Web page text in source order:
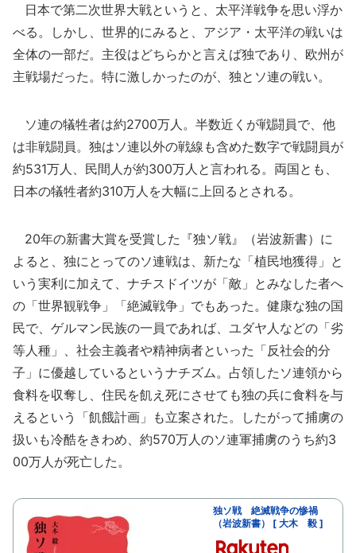
日本で第二次世界大戦というと、太平洋戦争を思い浮か
べる。しかし、世界的にみると、アジア・太平洋の戦いは
全体の一部だ。主役はどちらかと言えば独であり、欧州が
主戦場だった。特に激しかったのが、独とソ連の戦い。
ソ連の犠牲者は約2700万人。半数近くが戦闘員で、他
は非戦闘員。独はソ連以外の戦線も含めた数字で戦闘員が
約531万人、民間人が約300万人と言われる。両国とも、
日本の犠牲者約310万人を大幅に上回るとされる。
20年の新書大賞を受賞した『独ソ戦』（岩波新書）に
よると、独にとってのソ連戦は、新たな「植民地獲得」と
いう実利に加えて、ナチスドイツが「敵」とみなした者へ
の「世界観戦争」「絶滅戦争」でもあった。健康な独の国
民で、ゲルマン民族の一員であれば、ユダヤ人などの「劣
等人種」、社会主義者や精神病者といった「反社会的分
子」に優越しているというナチズム。占領したソ連領から
食料を収奪し、住民を飢え死にさせても独の兵に食料を与
えるという「飢餓計画」も立案された。したがって捕虜の
扱いも冷酷をきわめ、約570万人のソ連軍捕虜のうち約3
00万人が死亡した。
独ソ戦 絶滅戦争の惨禍
（岩波新書） [ 大木 毅 ]